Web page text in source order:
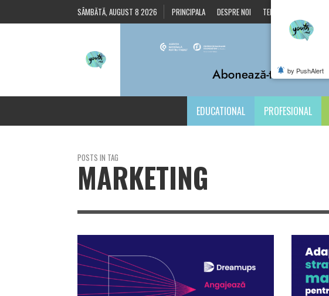
SÂMBĂTĂ, AUGUST 8 2026 PRINCIPALA DESPRE NOI TERMENI ȘI CONDIȚII
EDUCATIONAL PROFESIONAL
POSTS IN TAG
MARKETING
by PushAlert